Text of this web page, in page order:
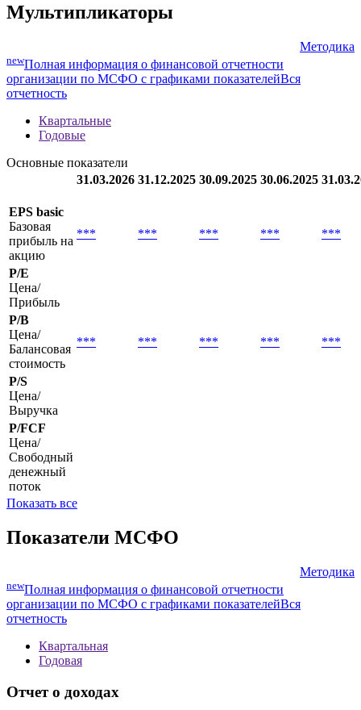
Мультипликаторы
Методика
newПолная информация о финансовой отчетности
организации по МСФО с графиками показателейВся
отчетность
Квартальные
Годовые
Основные показатели
31.03.2026 31.12.2025 30.09.2025 30.06.2025
EPS basic
Базовая
прибыль на
акцию
*** *** *** *** ***
P/E
Цена/
Прибыль
P/B
Цена/
Балансовая
стоимость
*** *** *** *** ***
P/S
Цена/
Выручка
P/FCF
Цена/
Свободный
денежный
поток
Показать все
Показатели МСФО
Методика
newПолная информация о финансовой отчетности
организации по МСФО с графиками показателейВся
отчетность
Квартальная
Годовая
Отчет о доходах